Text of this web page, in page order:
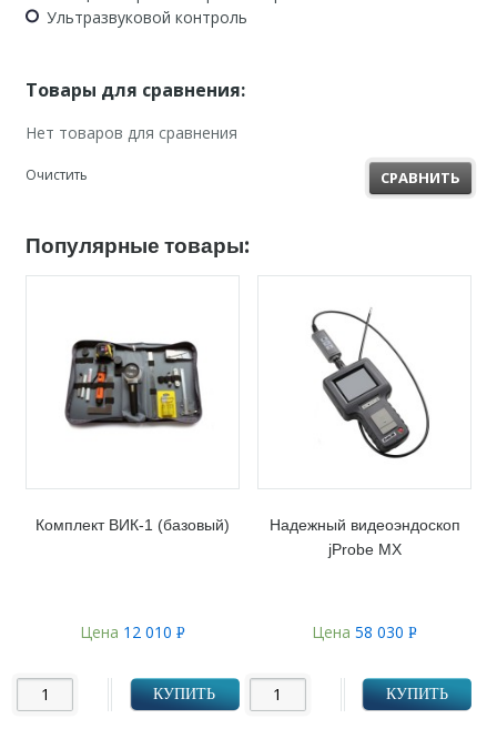
Ультразвуковой контроль
Товары для сравнения:
Нет товаров для сравнения
Очистить СРАВНИТЬ
Популярные товары:
Комплект ВИК-1 (базовый)
Цена 12 010 Р
КУПИТЬ
Надежный видеоэндоскоп
jProbe MX
Цена58 030Р
КУПИТЬ